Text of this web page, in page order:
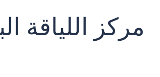
مركز اللياقة